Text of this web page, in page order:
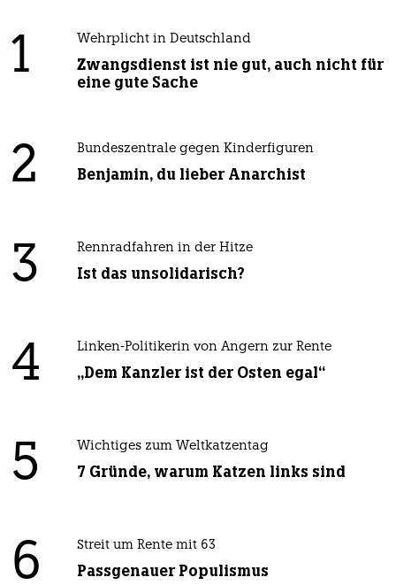
1 Wehrplicht in Deutschland
Zwangsdienst ist nie gut, auch nicht für
eine gute Sache
2 Bundeszentrale gegen Kinderfiguren
Benjamin, du lieber Anarchist
3 Rennradfahren in der Hitze
Ist das unsolidarisch?
4 Linken-Politikerin von Angern zur Rente
„Dem Kanzler ist der Osten egal“
5 Wichtiges zum Weltkatzentag
7 Gründe, warum Katzen links sind
6 Streit um Rente mit 63
Passgenauer Populismus